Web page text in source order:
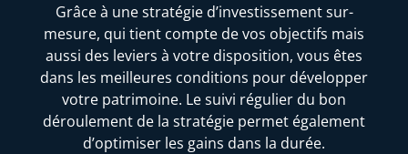
Grâce à une stratégie d’investissement sur-
mesure, qui tient compte de vos objectifs mais
aussi des leviers à votre disposition, vous êtes
dans les meilleures conditions pour développer
votre patrimoine. Le suivi régulier du bon
déroulement de la stratégie permet également
d’optimiser les gains dans la durée.